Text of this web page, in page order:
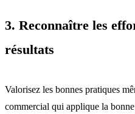
3. Reconnaître les
résultats
Valorisez les bonnes pratiques
commercial qui applique la